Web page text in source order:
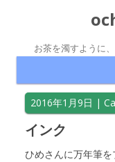
お茶を濁すように
2016年1月9日 |
インク
ひめさんに万年筆を